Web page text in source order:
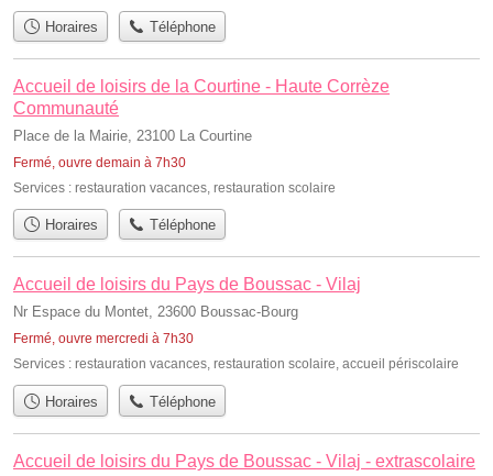
Horaires Téléphone
Accueil de loisirs de la Courtine - Haute Corrèze
Communauté
Place de la Mairie, 23100 La Courtine
Fermé, ouvre demain à 7h30
Services : restauration vacances, restauration scolaire
Horaires Téléphone
Accueil de loisirs du Pays de Boussac - Vilaj
Nr Espace du Montet, 23600 Boussac-Bourg
Fermé, ouvre mercredi à 7h30
Services : restauration vacances, restauration scolaire, accueil périscolaire
Horaires Téléphone
Accueil de loisirs du Pays de Boussac - Vilaj - extrascolaire